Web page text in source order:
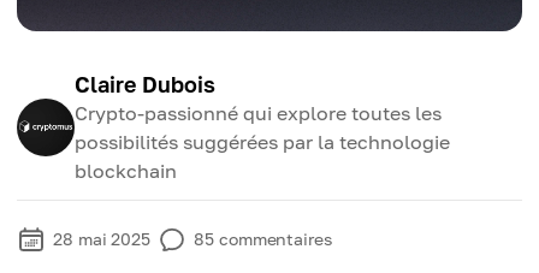
Claire Dubois
Crypto-passionné qui explore toutes les
possibilités suggérées par la technologie
blockchain
28 mai 2025 85 commentaires